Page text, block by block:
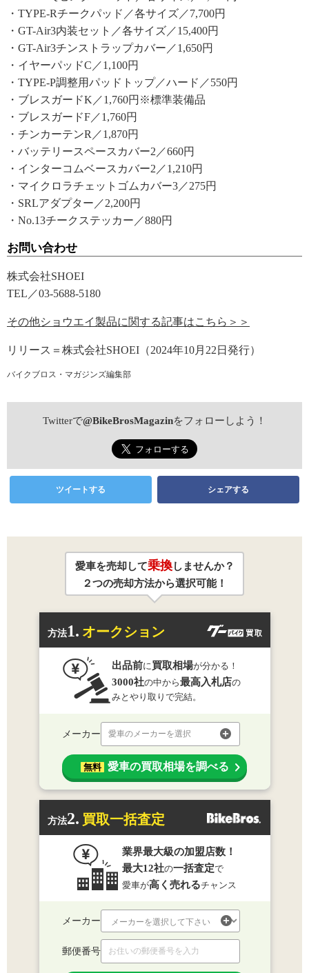
・TYPE-Rチークパッド／各サイズ／7,700円
・GT-Air3内装セット／各サイズ／15,400円
・GT-Air3チンストラップカバー／1,650円
・イヤーパッドC／1,100円
・TYPE-P調整用パッドトップ／ハード／550円
・ブレスガードK／1,760円※標準装備品
・ブレスガードF／1,760円
・チンカーテンR／1,870円
・バッテリースペースカバー2／660円
・インターコムベースカバー2／1,210円
・マイクロラチェットゴムカバー3／275円
・SRLアダプター／2,200円
・No.13チークステッカー／880円
お問い合わせ
株式会社SHOEI
TEL／03-5688-5180
その他ショウエイ製品に関する記事はこちら＞＞
リリース＝株式会社SHOEI（2024年10月22日発行）
バイクブロス・マガジンズ編集部
Twitterで@BikeBrosMagazinをフォローしよう！
ツイートする シェアする
愛車を売却して乗換しませんか？
２つの売却方法から選択可能！
方法1. オークション
出品前に買取相場が分かる！
3000社の中から最高入札店の
みとやり取りで完結。
メーカー 愛車のメーカーを選択
無料 愛車の買取相場を調べる
方法2. 買取一括査定
業界最大級の加盟店数！
最大12社の一括査定で
愛車が高く売れるチャンス
メーカー
郵便番号